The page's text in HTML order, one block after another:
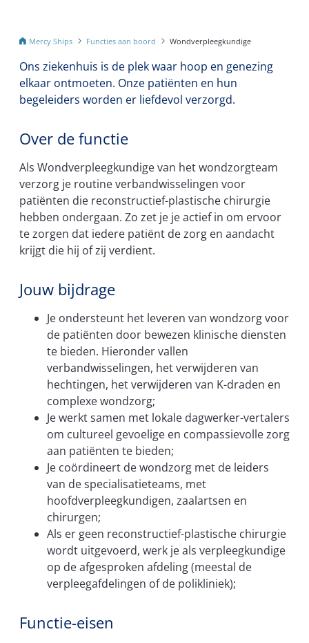
Mercy Ships Functies aan boord Wondverpleegkundige
Ons ziekenhuis is de plek waar hoop en genezing
elkaar ontmoeten. Onze patiënten en hun
begeleiders worden er liefdevol verzorgd.
Over de functie
Als Wondverpleegkundige van het wondzorgteam
verzorg je routine verbandwisselingen voor
patiënten die reconstructief-plastische chirurgie
hebben ondergaan. Zo zet je je actief in om ervoor
te zorgen dat iedere patiënt de zorg en aandacht
krijgt die hij of zij verdient.
Jouw bijdrage
Je ondersteunt het leveren van wondzorg voor
de patiënten door bewezen klinische diensten
te bieden. Hieronder vallen
verbandwisselingen, het verwijderen van
hechtingen, het verwijderen van K-draden en
complexe wondzorg;
Je werkt samen met lokale dagwerker-vertalers
om cultureel gevoelige en compassievolle zorg
aan patiënten te bieden;
Je coördineert de wondzorg met de leiders
van de specialisatieteams, met
hoofdverpleegkundigen, zaalartsen en
chirurgen;
Als er geen reconstructief-plastische chirurgie
wordt uitgevoerd, werk je als verpleegkundige
op de afgesproken afdeling (meestal de
verpleegafdelingen of de polikliniek);
Functie-eisen